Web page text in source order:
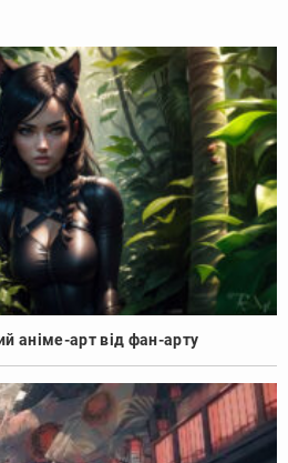
аніме-арт від фан-арту